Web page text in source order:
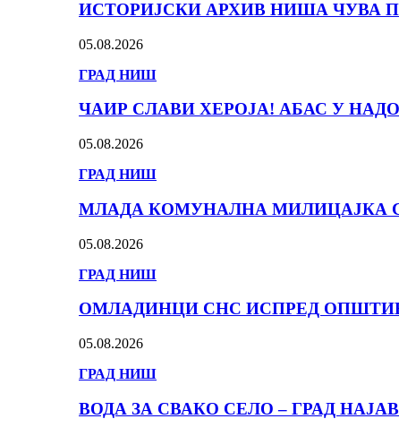
ИСТОРИЈСКИ АРХИВ НИША ЧУВА
05.08.2026
ГРАД НИШ
ЧАИР СЛАВИ ХЕРОЈА! АБАС У
05.08.2026
ГРАД НИШ
МЛАДА КОМУНАЛНА МИЛИЦАЈКА
05.08.2026
ГРАД НИШ
ОМЛАДИНЦИ СНС ИСПРЕД
05.08.2026
ГРАД НИШ
ВОДА ЗА СВАКО СЕЛО – ГРАД